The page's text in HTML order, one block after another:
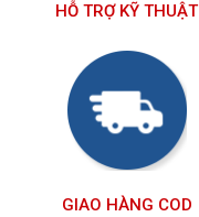
HỖ TRỢ KỸ THUẬT
GIAO HÀNG COD